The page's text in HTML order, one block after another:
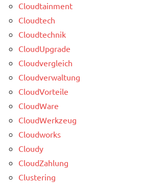
Cloudtainment
Cloudtech
Cloudtechnik
CloudUpgrade
Cloudvergleich
Cloudverwaltung
CloudVorteile
CloudWare
CloudWerkzeug
Cloudworks
Cloudy
CloudZahlung
Clustering